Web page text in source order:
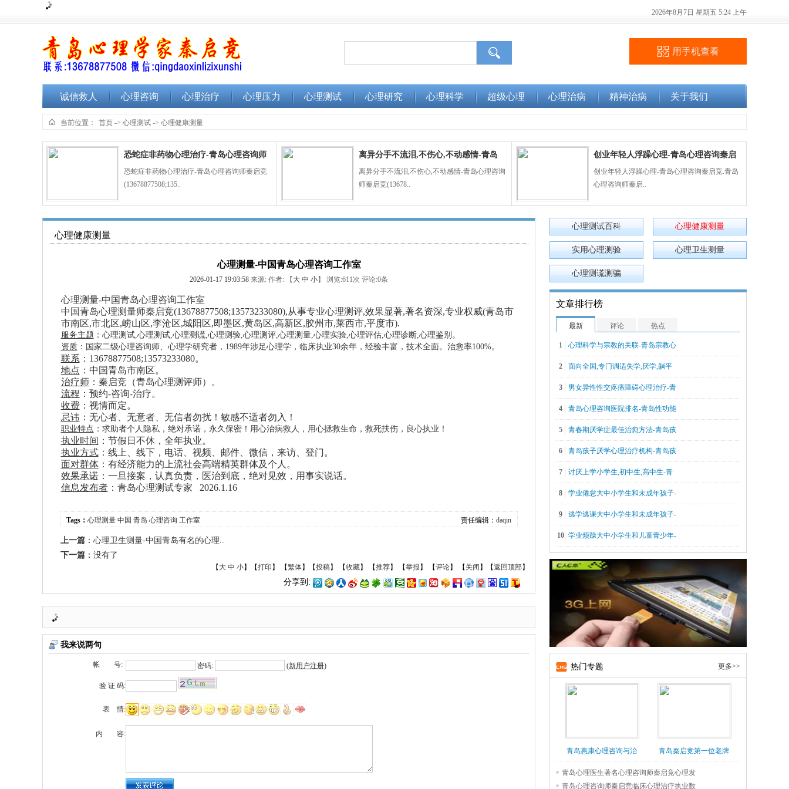
2026年8月7日 星期五 5:24 上午
用手机查看
诚信救人 心理咨询 心理治疗 心理压力 心理测试 心理研究 心理科学 超级心理 心理治病 精神治病 关于我们
当前位置： 首页 -> 心理测试 -> 心理健康测量
恐蛇症非药物心理治疗-青岛心理咨询师
秦启
恐蛇症非药物心理治疗-青岛心理咨询师秦启竞
(13678877508;135..
离异分手不流泪,不伤心,不动感情-青岛
情感
离异分手不流泪,不伤心,不动感情-青岛心理咨询
师秦启竞(13678..
创业年轻人浮躁心理-青岛心理咨询秦启
竞
创业年轻人浮躁心理-青岛心理咨询秦启竞.青岛
心理咨询师秦启..
心理健康测量
心理测量-中国青岛心理咨询工作室
2026-01-17 19:03:58 来源: 作者: 【 大 中 小】 浏览:611次 评论:0条
心理测量-中国青岛心理咨询工作室
中国青岛心理测量师秦启竞(13678877508;13573233080),从事专业心理测评,效果显著,著名资深,专业权威(青岛市
市南区,市北区,崂山区,李沧区,城阳区,即墨区,黄岛区,高新区,胶州市,莱西市,平度市).
服务主题 ：心理测试,心理测试,心理测谎,心理测验,心理测评,心理测量,心理实验,心理评估,心理诊断,心理鉴别。
资质：国家二级心理咨询师、心理学研究者，1989年涉足心理学，临床执业30余年，经验丰富，技术全面。治愈率100%。
联系 ： 13678877508;13573233080。
地点 ： 中国青岛市南区。
治疗师： 秦启竞（青岛心理测评师）。
流程 ： 预约-咨询-治疗。
收费： 视情而定。
忌讳： 无心者、无意者、无信者勿扰！敏感不适者勿入！
职业特点 ：求助者个人隐私，绝对承诺，永久保密！用心治病救人，用心拯救生命，救死扶伤，良心执业！
执业时间 ：节假日不休，全年执业。
执业方式：线上、线下，电话、视频、邮件、微信，来访、登门。
面对群体：有经济能力的上流社会高端精英群体及个人。
效果承诺：一旦接案，认真负责，医治到底，绝对见效，用事实说话。
信息发布者：青岛心理测试专家 2026.1.16
Tags：心理测量 中国 青岛 心理咨询 工作室 责任编辑： daqin
上一篇 ：心理卫生测量-中国青岛有名的心理..
下一篇 ：没有了
【 大 中 小】【打印 】 【繁体】【投稿】 【收藏】 【推荐】 【举报 】 【评论】 【 关闭 】【返回顶部】
分享到:
我来说两句
帐 号: 密码: (新用户注册)
验 证 码:
表 情:
内 容:
心理测试百科 心理健康测量
实用心理测验 心理卫生测量
心理测谎测骗
文章排行榜
最新 评论 热点
1 心理科学与宗教的关联-青岛宗教心
2 面向全国,专门调适失学,厌学,躺平
3 男女异性性交疼痛障碍心理治疗-青
4 青岛心理咨询医院排名-青岛性功能
5 青春期厌学症最佳治愈方法-青岛孩
6 青岛孩子厌学心理治疗机构-青岛孩
7 讨厌上学小学生,初中生,高中生-青
8 学业倦怠大中小学生和未成年孩子-
9 逃学逃课大中小学生和未成年孩子-
10 学业烦躁大中小学生和儿童青少年-
热门专题 更多>>
青岛惠康心理咨询与治
疗
青岛秦启竞第一位老牌
著名资深权威临床心
青岛心理医生著名心理咨询师秦启竞心理发
青岛心理咨询师秦启竞临床心理治疗执业数